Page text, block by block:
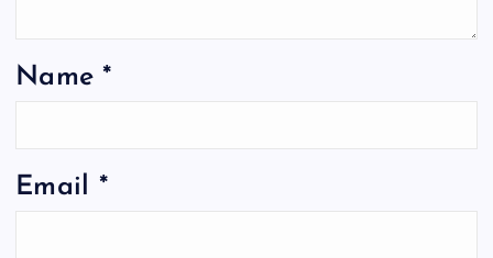
Name*
Email *